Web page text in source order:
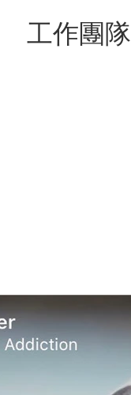
工作團隊